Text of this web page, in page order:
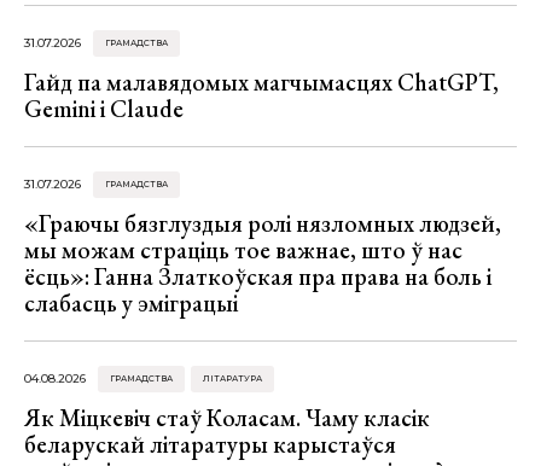
31.07.2026 ГРАМАДСТВА
Гайд па малавядомых магчымасцях ChatGPT,
Gemini і Claude
31.07.2026 ГРАМАДСТВА
«Граючы бязглуздыя ролі нязломных людзей,
мы можам страціць тое важнае, што ў нас
ёсць»: Ганна Златкоўская пра права на боль і
слабасць у эміграцыі
04.08.2026 ГРАМАДСТВА ЛІТАРАТУРА
Як Міцкевіч стаў Коласам. Чаму класік
беларускай літаратуры карыстаўся